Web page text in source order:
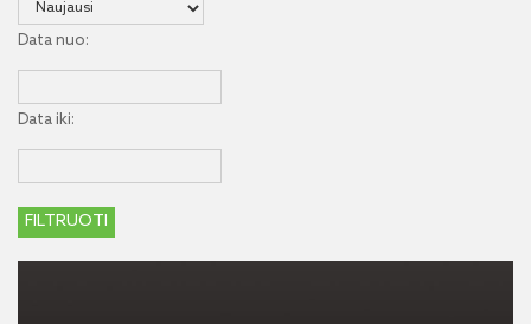
Data nuo:
Data iki: